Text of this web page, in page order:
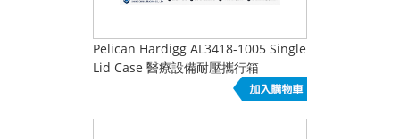
Pelican Hardigg AL3418-1005 Single
Lid Case 醫療設備耐壓攜行箱